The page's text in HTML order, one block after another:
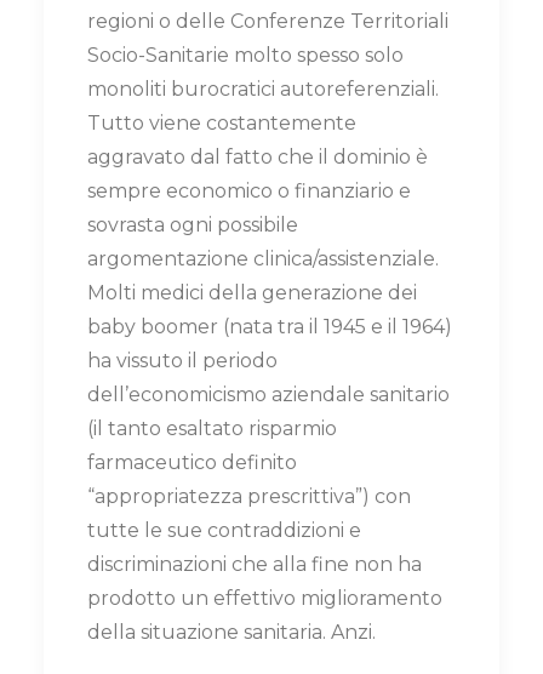
regioni o delle Conferenze Territoriali
Socio-Sanitarie molto spesso solo
monoliti burocratici autoreferenziali.
Tutto viene costantemente
aggravato dal fatto che il dominio è
sempre economico o finanziario e
sovrasta ogni possibile
argomentazione clinica/assistenziale.
Molti medici della generazione dei
baby boomer (nata tra il 1945 e il 1964)
ha vissuto il periodo
dell’economicismo aziendale sanitario
(il tanto esaltato risparmio
farmaceutico definito
“appropriatezza prescrittiva”) con
tutte le sue contraddizioni e
discriminazioni che alla fine non ha
prodotto un effettivo miglioramento
della situazione sanitaria. Anzi.